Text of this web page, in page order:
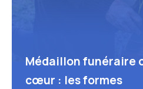
Médaillon funéraire
cœur : les formes